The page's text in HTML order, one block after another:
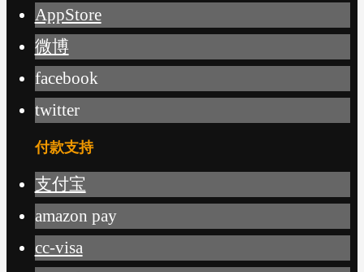
AppStore
微博
facebook
twitter
付款支持
支付宝
amazon pay
cc-visa